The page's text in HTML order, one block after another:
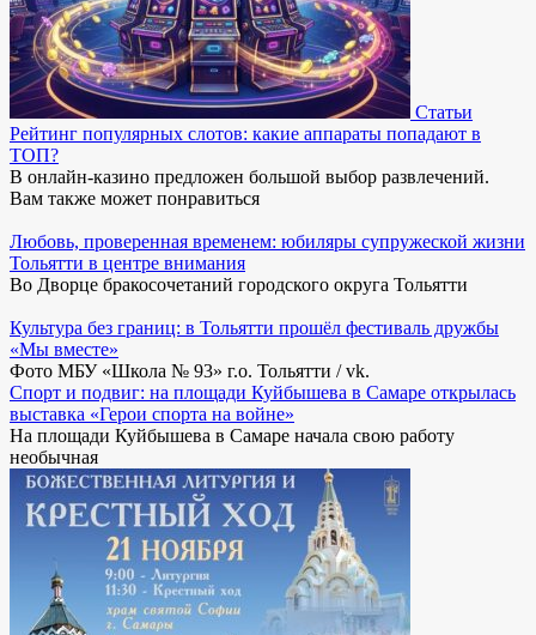
Статьи
Рейтинг популярных слотов: какие аппараты попадают в
ТОП?
В онлайн-казино предложен большой выбор развлечений.
Вам также может понравиться
Любовь, проверенная временем: юбиляры супружеской жизни
Тольятти в центре внимания
Во Дворце бракосочетаний городского округа Тольятти
Культура без границ: в Тольятти прошёл фестиваль дружбы
«Мы вместе»
Фото МБУ «Школа № 93» г.о. Тольятти / vk.
Спорт и подвиг: на площади Куйбышева в Самаре открылась
выставка «Герои спорта на войне»
На площади Куйбышева в Самаре начала свою работу
необычная